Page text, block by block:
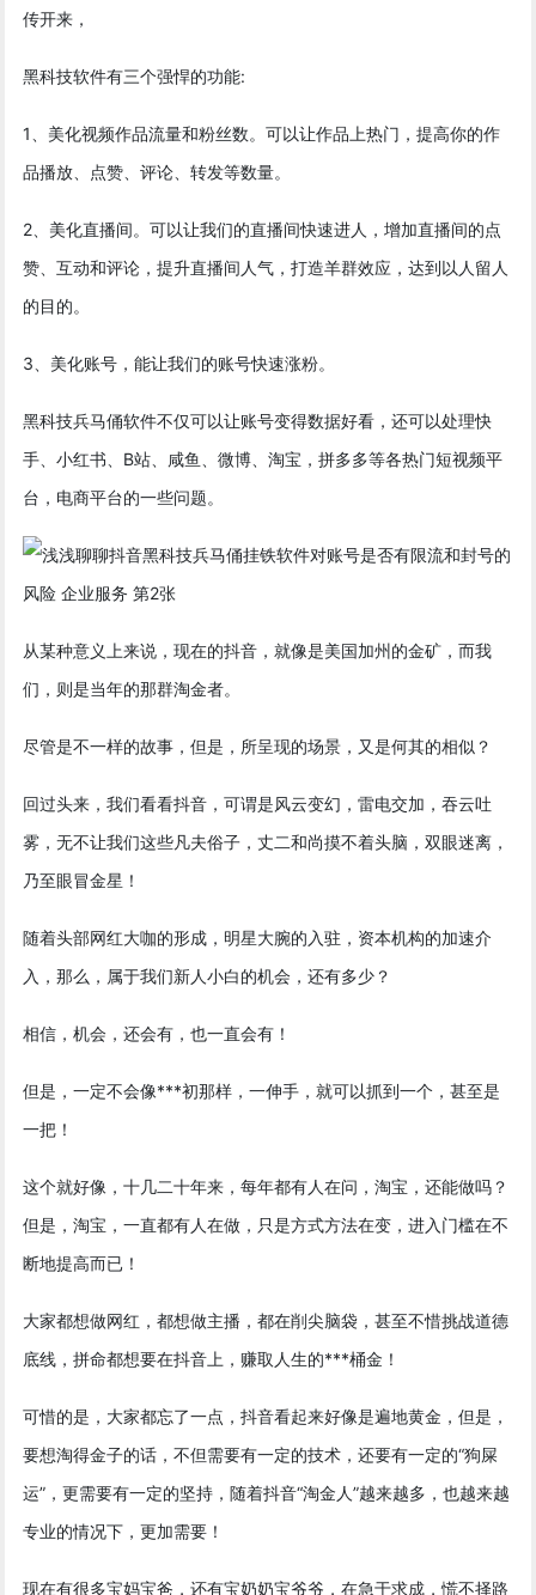
传开来，
黑科技软件有三个强悍的功能:
1、美化视频作品流量和粉丝数。可以让作品上热门，提高你的作
品播放、点赞、评论、转发等数量。
2、美化直播间。可以让我们的直播间快速进人，增加直播间的点
赞、互动和评论，提升直播间人气，打造羊群效应，达到以人留人
的目的。
3、美化账号，能让我们的账号快速涨粉。
黑科技兵马俑软件不仅可以让账号变得数据好看，还可以处理快
手、小红书、B站、咸鱼、微博、淘宝，拼多多等各热门短视频平
台，电商平台的一些问题。
从某种意义上来说，现在的抖音，就像是美国加州的金矿，而我
们，则是当年的那群淘金者。
尽管是不一样的故事，但是，所呈现的场景，又是何其的相似？
回过头来，我们看看抖音，可谓是风云变幻，雷电交加，吞云吐
雾，无不让我们这些凡夫俗子，丈二和尚摸不着头脑，双眼迷离，
乃至眼冒金星！
随着头部网红大咖的形成，明星大腕的入驻，资本机构的加速介
入，那么，属于我们新人小白的机会，还有多少？
相信，机会，还会有，也一直会有！
但是，一定不会像***初那样，一伸手，就可以抓到一个，甚至是
一把！
这个就好像，十几二十年来，每年都有人在问，淘宝，还能做吗？
但是，淘宝，一直都有人在做，只是方式方法在变，进入门槛在不
断地提高而已！
大家都想做网红，都想做主播，都在削尖脑袋，甚至不惜挑战道德
底线，拼命都想要在抖音上，赚取人生的***桶金！
可惜的是，大家都忘了一点，抖音看起来好像是遍地黄金，但是，
要想淘得金子的话，不但需要有一定的技术，还要有一定的“狗屎
运”，更需要有一定的坚持，随着抖音“淘金人”越来越多，也越来越
专业的情况下，更加需要！
现在有很多宝妈宝爸，还有宝奶奶宝爷爷，在急于求成，慌不择路